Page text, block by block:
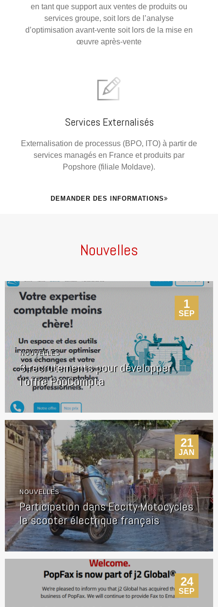
en tant que support aux ventes de produits ou
services groupe, soit lors de l’analyse
d’optimisation avant-vente soit lors de la mise en
œuvre après-vente
Services Externalisés
Externalisation de processus (BPO, ITO) à partir de
services managés en France et produits par
Popshore (filiale Moldave).
DEMANDER DES INFORMATIONS
Nouvelles
1
SEP
NOUVELLES
3 recrutements pour développer
l’offre PopCompta
21
JAN
NOUVELLES
Participation dans Eccity-Motocycles
le scooter électrique français
24
SEP